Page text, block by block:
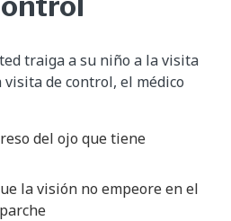
traiga a su niño a la visita
de control, el médico
del ojo que tiene
la visión no empeore en el